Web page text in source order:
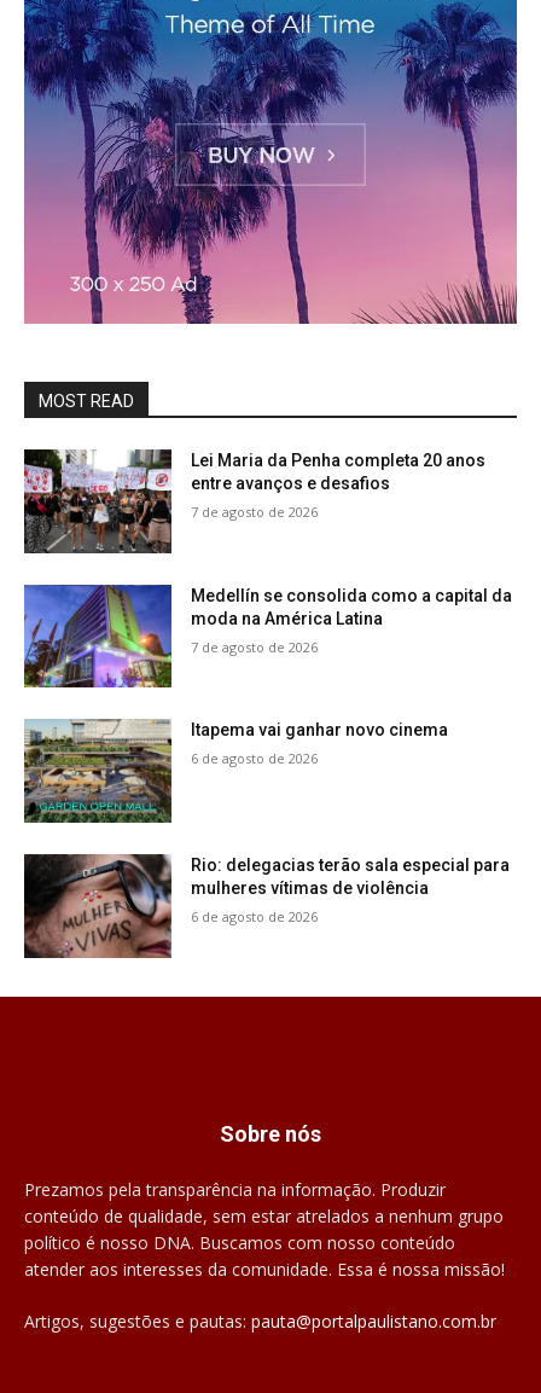
MOST READ
Lei Maria da Penha completa 20 anos
entre avanços e desafios
7 de agosto de 2026
Medellín se consolida como a capital da
moda na América Latina
7 de agosto de 2026
Itapema vai ganhar novo cinema
6 de agosto de 2026
Rio: delegacias terão sala especial para
mulheres vítimas de violência
6 de agosto de 2026
Sobre nós
Prezamos pela transparência na informação. Produzir
conteúdo de qualidade, sem estar atrelados a nenhum grupo
político é nosso DNA. Buscamos com nosso conteúdo
atender aos interesses da comunidade. Essa é nossa missão!
Artigos, sugestões e pautas: pauta@portalpaulistano.com.br